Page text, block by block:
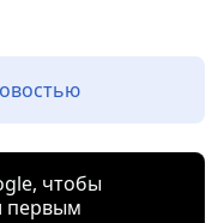
чтобы
первым